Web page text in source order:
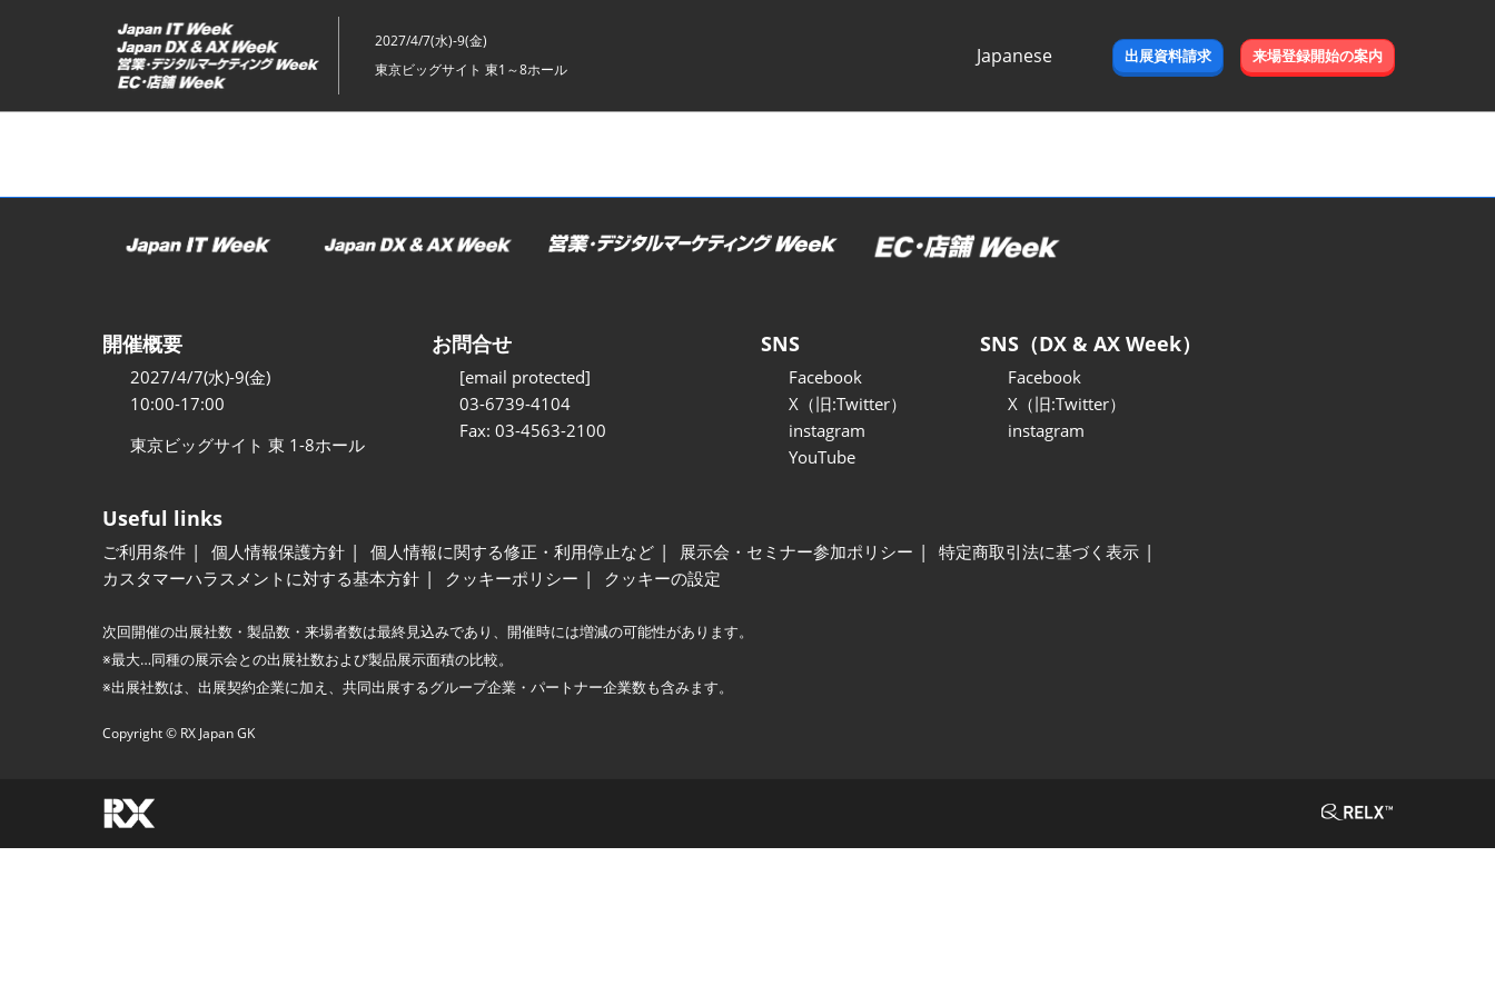
ッ
2027/4/7(水)-9(金)
東京ビッグサイト 東1～8ホール
Japanese
出展資料請求 来場登録開始の案内
開催概要
2027/4/7(水)-9(金)
10:00-17:00
東京ビッグサイト 東 1-8ホール
お問合せ
[email protected]
03-6739-4104
Fax: 03-4563-2100
SNS
Facebook
X（旧:Twitter）
instagram
YouTube
SNS（DX & AX Week）
Facebook
X（旧:Twitter）
instagram
Useful links
ご利用条件 個人情報保護方針 個人情報に関する修正・利用停止など 展示会・セミナー参加ポリシー
特定商取引法に基づく表示
カスタマーハラスメントに対する基本方針
クッキーポリシー クッキーの設定
次回開催の出展社数・製品数・来場者数は最終見込みであり、開催時には増減の可能性があります。
※最大…同種の展示会との出展社数および製品展示面積の比較。
※出展社数は、出展契約企業に加え、共同出展するグループ企業・パートナー企業数も含みます。
Copyright © RX Japan GK